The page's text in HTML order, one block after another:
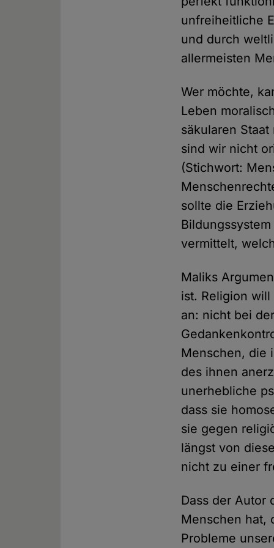
unfreiheitliche
und durch
allermeisten
Wer möchte,
Leben
säkularen
sind wir nicht
(Stichwort:
sollte die
vermittelt,
Maliks
ist. Religion
an: nicht bei
Menschen, die
des ihnen
unerhebliche
dass sie
sie gegen
längst von
nicht zu einer
Dass der Autor
Menschen hat,
Probleme